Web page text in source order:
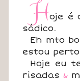
Hoje é
sádico.
Eh mto
estou
Hoje eu
risadas &